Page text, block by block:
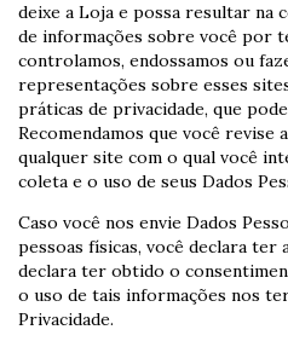
deixe a Loja e possa resultar na
de informações sobre você por
controlamos, endossamos ou
representações sobre esses
práticas de privacidade, que
Recomendamos que você revise
qualquer site com o qual você
coleta e o uso de seus Dados
Caso você nos envie Dados
pessoas físicas, você declara
declara ter obtido o
o uso de tais informações nos
Privacidade.